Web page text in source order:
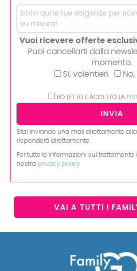
Vuoi ricevere offerte
Puoi cancellarti dalla
momento.
Sì, volentieri.
HO LETTO E ACCETTO LA
Stai inviando una mail direttamente
risponderà direttamente.
Per tutte le informazioni sul
nostra privacy policy
VAI A TUTTI I